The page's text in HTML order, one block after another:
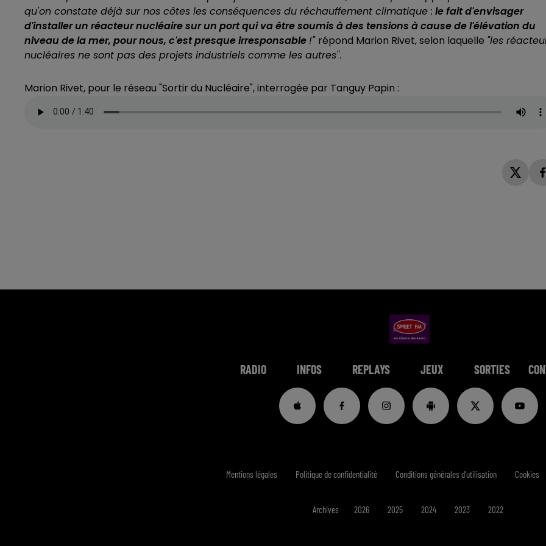
qu'on constate déjà sur nos côtes les conséquences du réchauffement climatique : le fait d'envisager
d'installer un réacteur nucléaire sur un port qui va être soumis à des tensions à cause de l'élévation du
niveau de la mer, pour nous, c'est presque irresponsable !" répond Marion Rivet, selon laquelle "les
nucléaires ne sont pas des projets industriels comme les autres".
Marion Rivet, pour le réseau "Sortir du Nucléaire", interrogée par Tanguy Papin :
RADIO INFOS REPLAYS JEUX SORTIES
Mentions légales Politique de confidentialité Conditions générales d'utilisation Cookies
Archives 2026 2025 2024 2023 2022